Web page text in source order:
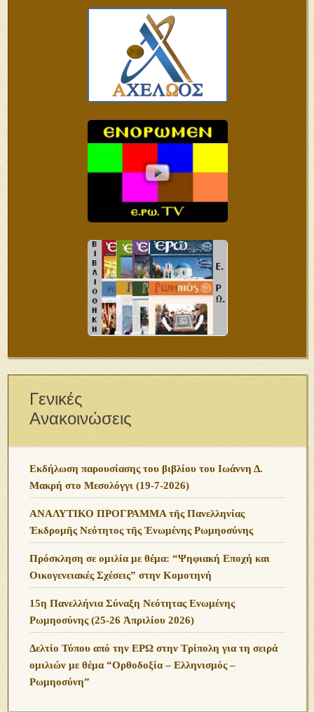
Γενικές
Ανακοινώσεις
Εκδήλωση παρουσίασης του βιβλίου του Ιωάννη Δ.
Μακρή στο Μεσολόγγι (19-7-2026)
ΑΝΑΛΥΤΙΚΟ ΠΡΟΓΡΑΜΜΑ τῆς Πανελληνίας
Ἐκδρομῆς Νεότητος τῆς Ἑνωμένης Ρωμηοσύνης
Πρόσκληση σε ομιλία με θέμα: “Ψηφιακή Εποχή και
Οικογενειακές Σχέσεις” στην Κομοτηνή
15η Πανελλήνια Σύναξη Νεότητας Ενωμένης
Ρωμηοσύνης (25-26 Ἀπριλίου 2026)
Δελτίο Τύπου από την ΕΡΩ στην Τρίπολη για τη σειρά
ομιλιών με θέμα “Ορθοδοξία – Ελληνισμός –
Ρωμηοσύνη”